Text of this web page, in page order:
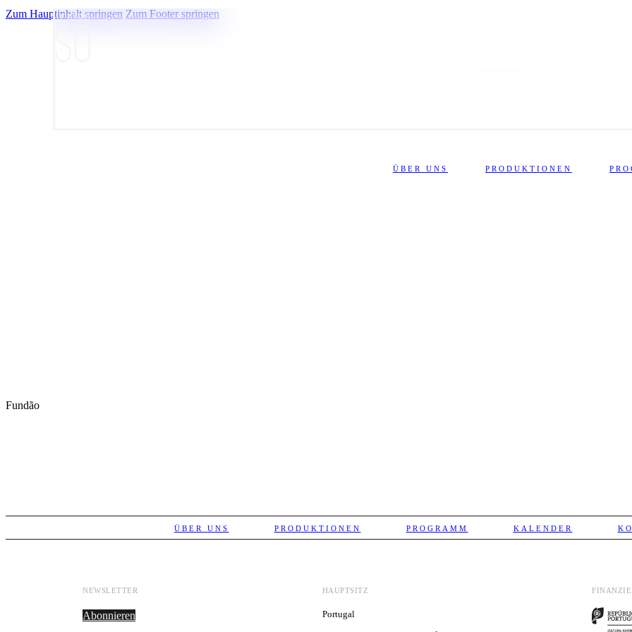
Zum Hauptinhalt springen Zum Footer springen
ÜBER UNS PRODUKTIONEN
Fundão
ÜBER UNS PRODUKTIONEN PROGRAMM KALENDER
NEWSLETTER
Abonnieren
HAUPTSITZ
Portugal